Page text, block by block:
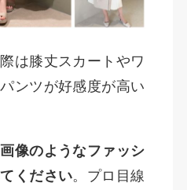
は膝丈スカートやワ
ンツが好感度が高い
像のようなファッシ
ください。プロ目線